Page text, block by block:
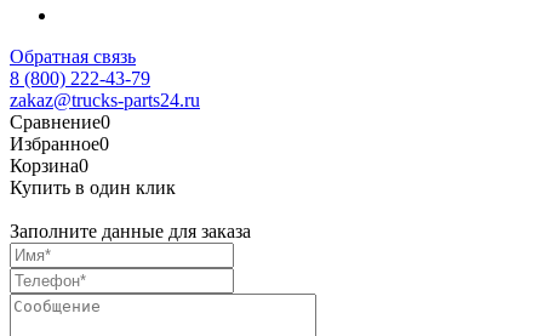
Обратная связь
8 (800) 222-43-79
zakaz@trucks-parts24.ru
Сравнение0
Избранное0
Корзина0
Купить в один клик
Заполните данные для заказа